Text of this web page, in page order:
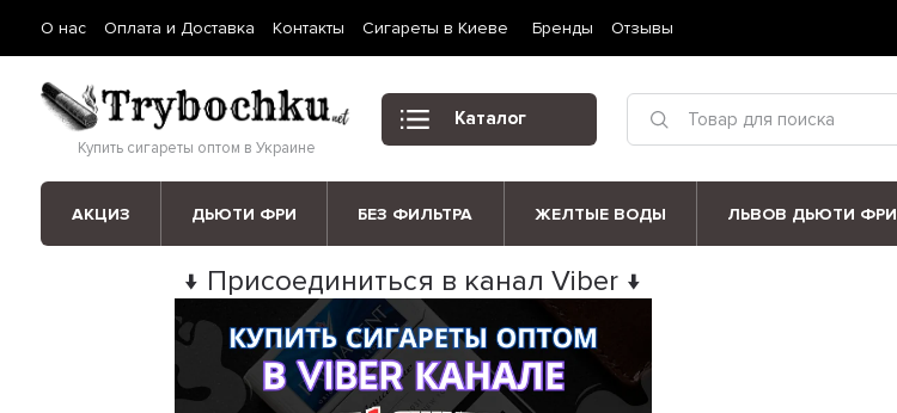
О нас Оплата и Доставка Контакты Сигареты в Киеве Бренды Отзывы
Купить сигареты оптом в Украине
Каталог
АКЦИЗ ДЬЮТИ ФРИ БЕЗ ФИЛЬТРА ЖЕЛТЫЕ ВОДЫ ЛЬВОВ ДЬЮТИ ФРИ
↓ Присоединиться в канал Viber ↓